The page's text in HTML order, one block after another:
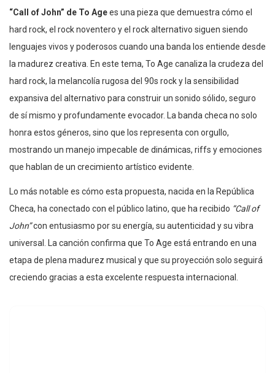
“Call of John” de To Agees una pieza que demuestra cómo el
hard rock, el rock noventero y el rock alternativo siguen siendo
lenguajes vivos y poderosos cuando una banda los entiende desde
la madurez creativa. En este tema, To Age canaliza la crudeza del
hard rock, la melancolía rugosa del 90s rock y la sensibilidad
expansiva del alternativo para construir un sonido sólido, seguro
de sí mismo y profundamente evocador. La banda checa no solo
honra estos géneros, sino que los representa con orgullo,
mostrando un manejo impecable de dinámicas, riffs y emociones
que hablan de un crecimiento artístico evidente.
Lo más notable es cómo esta propuesta, nacida en la República
Checa, ha conectado con el público latino, que ha recibido “Call of
John”con entusiasmo por su energía, su autenticidad y su vibra
universal. La canción confirma que To Age está entrando en una
etapa de plena madurez musical y que su proyección solo seguirá
creciendo gracias a esta excelente respuesta internacional.